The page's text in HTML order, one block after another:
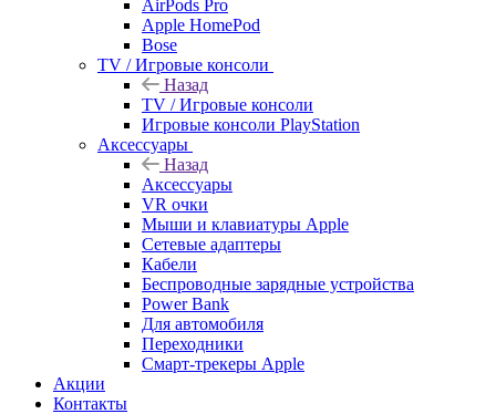
AirPods Pro
Apple HomePod
Bose
TV / Игровые консоли
Назад
TV / Игровые консоли
Игровые консоли PlayStation
Аксессуары
Назад
Аксессуары
VR очки
Мыши и клавиатуры Apple
Сетевые адаптеры
Кабели
Беспроводные зарядные устройства
Power Bank
Для автомобиля
Переходники
Смарт-трекеры Apple
Акции
Контакты